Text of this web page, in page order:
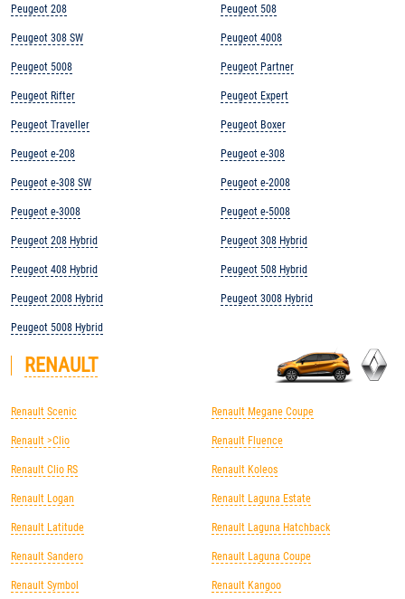
Peugeot 208
Peugeot 308 SW
Peugeot 5008
Peugeot Rifter
Peugeot Traveller
Peugeot e-208
Peugeot e-308 SW
Peugeot e-3008
Peugeot 208 Hybrid
Peugeot 408 Hybrid
Peugeot 2008 Hybrid
Peugeot 5008 Hybrid
Peugeot 508
Peugeot 4008
Peugeot Partner
Peugeot Expert
Peugeot Boxer
Peugeot e-308
Peugeot e-2008
Peugeot e-5008
Peugeot 308 Hybrid
Peugeot 508 Hybrid
Peugeot 3008 Hybrid
RENAULT
Renault Scenic
Renault >Clio
Renault Clio RS
Renault Logan
Renault Latitude
Renault Sandero
Renault Symbol
Renault Megane Coupe
Renault Fluence
Renault Koleos
Renault Laguna Estate
Renault Laguna Hatchback
Renault Laguna Coupe
Renault Kangoo